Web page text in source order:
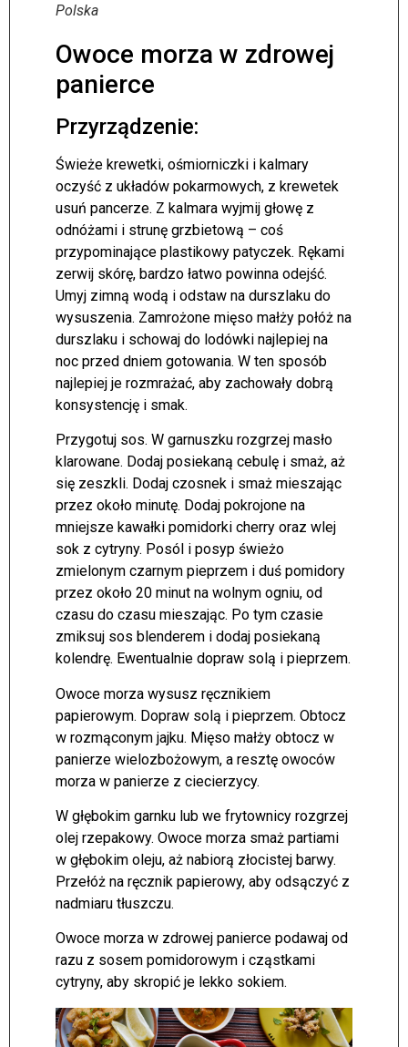
Polska
Owoce morza w zdrowej
panierce
Przyrządzenie:
Świeże krewetki, ośmiorniczki i kalmary
oczyść z układów pokarmowych, z krewetek
usuń pancerze. Z kalmara wyjmij głowę z
odnóżami i strunę grzbietową – coś
przypominające plastikowy patyczek. Rękami
zerwij skórę, bardzo łatwo powinna odejść.
Umyj zimną wodą i odstaw na durszlaku do
wysuszenia. Zamrożone mięso małży połóż na
durszlaku i schowaj do lodówki najlepiej na
noc przed dniem gotowania. W ten sposób
najlepiej je rozmrażać, aby zachowały dobrą
konsystencję i smak.
Przygotuj sos. W garnuszku rozgrzej masło
klarowane. Dodaj posiekaną cebulę i smaż, aż
się zeszkli. Dodaj czosnek i smaż mieszając
przez około minutę. Dodaj pokrojone na
mniejsze kawałki pomidorki cherry oraz wlej
sok z cytryny. Posól i posyp świeżo
zmielonym czarnym pieprzem i duś pomidory
przez około 20 minut na wolnym ogniu, od
czasu do czasu mieszając. Po tym czasie
zmiksuj sos blenderem i dodaj posiekaną
kolendrę. Ewentualnie dopraw solą i pieprzem.
Owoce morza wysusz ręcznikiem
papierowym. Dopraw solą i pieprzem. Obtocz
w rozmąconym jajku. Mięso małży obtocz w
panierze wielozbożowym, a resztę owoców
morza w panierze z ciecierzycy.
W głębokim garnku lub we frytownicy rozgrzej
olej rzepakowy. Owoce morza smaż partiami
w głębokim oleju, aż nabiorą złocistej barwy.
Przełóż na ręcznik papierowy, aby odsączyć z
nadmiaru tłuszczu.
Owoce morza w zdrowej panierce podawaj od
razu z sosem pomidorowym i cząstkami
cytryny, aby skropić je lekko sokiem.